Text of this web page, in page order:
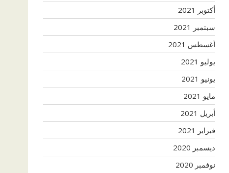
أكتوبر 2021
سبتمبر 2021
أغسطس 2021
يوليو 2021
يونيو 2021
مايو 2021
أبريل 2021
فبراير 2021
ديسمبر 2020
نوفمبر 2020